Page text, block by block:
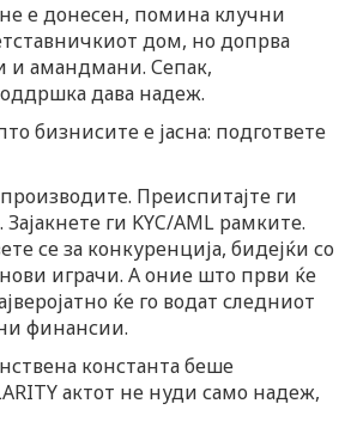
е донесен, помина клучни
дом, но допрва
и амандмани. Сепак,
дава надеж.
бизнисите е јасна: подгответе
Преиспитајте ги
ги KYC/AML рамките.
се за конкуренција, бидејќи со
нови играчи. А оние што први ќе
ќе го водат следниот
финансии.
константа беше
актот не нуди само надеж,